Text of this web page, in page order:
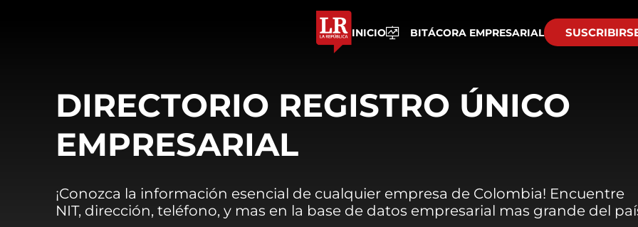
INICIO BITÁCORA EMPRESARIAL
DIRECTORIO REGISTRO ÚNICO
EMPRESARIAL
¡Conozca la información esencial de cualquier empresa de Colombia! Encuentre
NIT, dirección, teléfono, y mas en la base de datos empresarial mas grande del